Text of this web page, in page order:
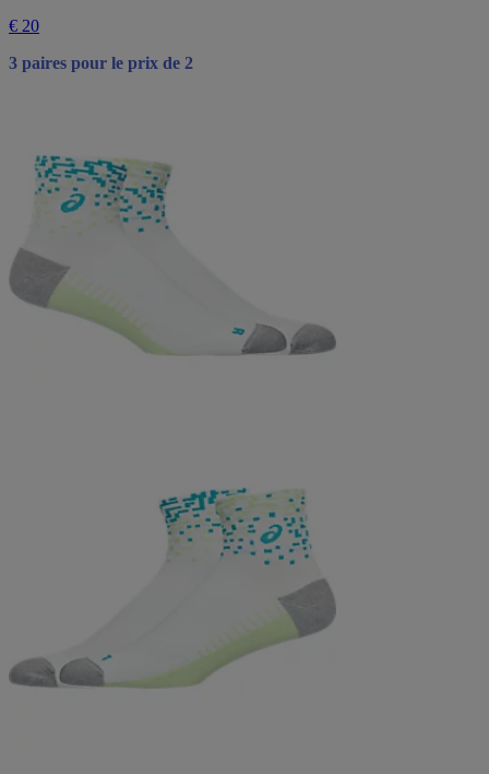
€ 20
3 paires pour le prix de 2